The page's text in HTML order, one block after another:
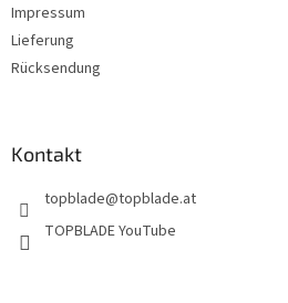
Impressum
Lieferung
Rücksendung
Kontakt
topblade@topblade.at
TOPBLADE YouTube